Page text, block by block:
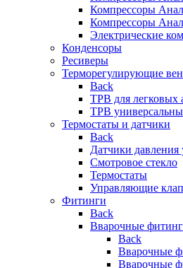
Компрессоры
Компрессоры
Электрические
Конденсоры
Ресиверы
Терморегулирующие
Back
ТРВ для легковых
ТРВ
Термостаты и датчики
Back
Датчики давления
Смотровое стекло
Термостаты
Управляющие
Фитинги
Back
Вварочные
Back
Вварочные
Вварочные